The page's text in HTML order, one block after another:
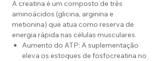
A creatina é um composto de três
aminoácidos (glicina, arginina e
metionina) que atua como reserva de
energia rápida nas células musculares.
Aumento do ATP: A suplementação
eleva os estoques de fosfocreatina no